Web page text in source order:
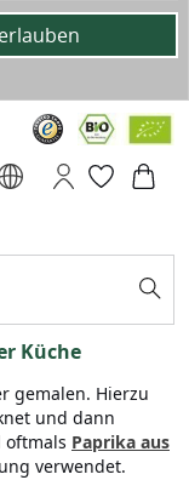
Küche
gemalen. Hierzu
und dann
oftmals Paprika aus
verwendet.